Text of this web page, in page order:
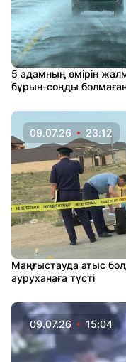
5 адамның өмірін
бұрын-соңды
09.07.26 23:12
Маңғыстауда атыс
ауруханаға түсті
09.07.26 15:04